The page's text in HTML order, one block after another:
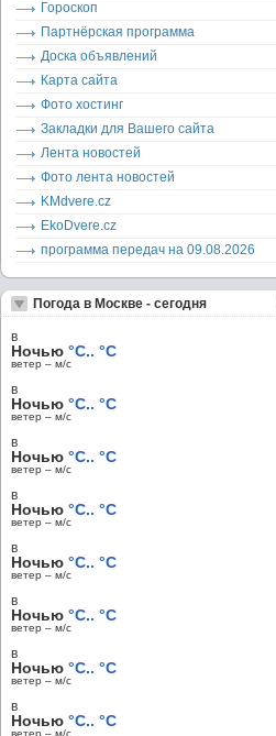
Гороскоп
Партнёрская программа
Доска объявлений
Карта сайта
Фото хостинг
Закладки для Вашего сайта
Лента новостей
Фото лента новостей
KMdvere.cz
EkoDvere.cz
программа передач на 09.08.2026
Погода в Москве - сегодня
в
Ночью °C.. °C
ветер – м/c
в
Ночью °C.. °C
ветер – м/c
в
Ночью °C.. °C
ветер – м/c
в
Ночью °C.. °C
ветер – м/c
в
Ночью °C.. °C
ветер – м/c
в
Ночью °C.. °C
ветер – м/c
в
Ночью °C.. °C
ветер – м/c
в
Ночью °C.. °C
ветер – м/c